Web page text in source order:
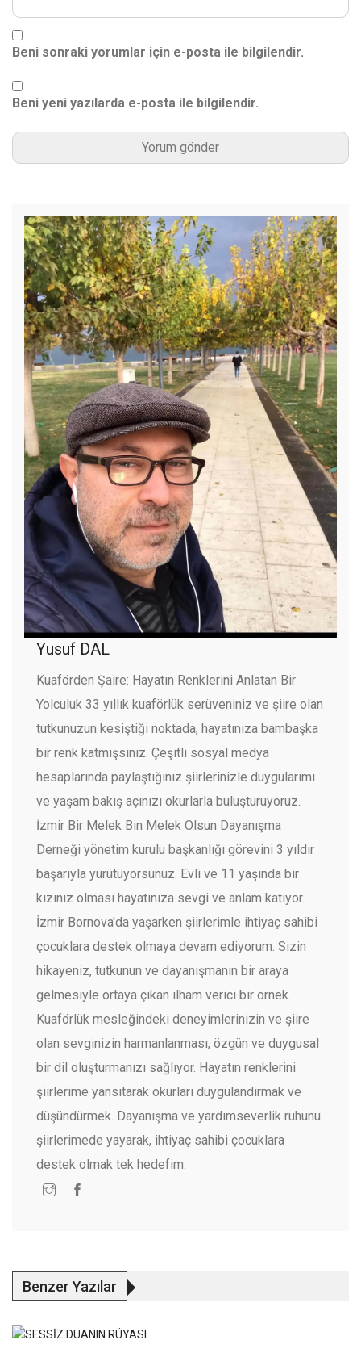
Beni sonraki yorumlar için e-posta ile bilgilendir.
Beni yeni yazılarda e-posta ile bilgilendir.
Yusuf DAL
Kuaförden Şaire: Hayatın Renklerini Anlatan Bir
Yolculuk 33 yıllık kuaförlük serüveniniz ve şiire olan
tutkunuzun kesiştiği noktada, hayatınıza bambaşka
bir renk katmışsınız. Çeşitli sosyal medya
hesaplarında paylaştığınız şiirlerinizle duygularımı
ve yaşam bakış açınızı okurlarla buluşturuyoruz.
İzmir Bir Melek Bin Melek Olsun Dayanışma
Derneği yönetim kurulu başkanlığı görevini 3 yıldır
başarıyla yürütüyorsunuz. Evli ve 11 yaşında bir
kızınız olması hayatınıza sevgi ve anlam katıyor.
İzmir Bornova'da yaşarken şiirlerimle ihtiyaç sahibi
çocuklara destek olmaya devam ediyorum. Sizin
hikayeniz, tutkunun ve dayanışmanın bir araya
gelmesiyle ortaya çıkan ilham verici bir örnek.
Kuaförlük mesleğindeki deneyimlerinizin ve şiire
olan sevginizin harmanlanması, özgün ve duygusal
bir dil oluşturmanızı sağlıyor. Hayatın renklerini
şiirlerime yansıtarak okurları duygulandırmak ve
düşündürmek. Dayanışma ve yardımseverlik ruhunu
şiirlerimede yayarak, ihtiyaç sahibi çocuklara
destek olmak tek hedefim.
Benzer Yazılar